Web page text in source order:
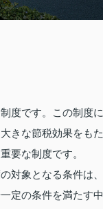
度です。この制度に
きな節税効果をもた
要な制度です。
対象となる条件は、
定の条件を満たす中